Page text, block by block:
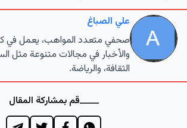
علي الصباغ
صحفي متعدد المواهب، يعمل في
والأخبار في مجالات متنوعة مثل
الثقافة، والرياضة.
قم بمشاركة المقال